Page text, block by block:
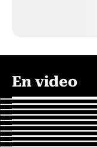
En video